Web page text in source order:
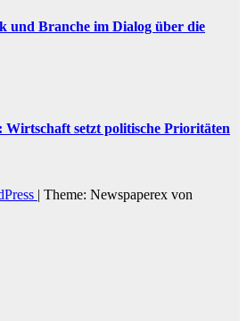
und Branche im Dialog über die
setzt politische Prioritäten
| Theme: Newspaperex von